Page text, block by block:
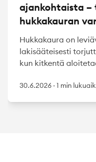
ajankohtaista –
hukkakauran
Hukkakaura on
lakisääteisesti
kun kitkentä
30.6.2026 · 1 min